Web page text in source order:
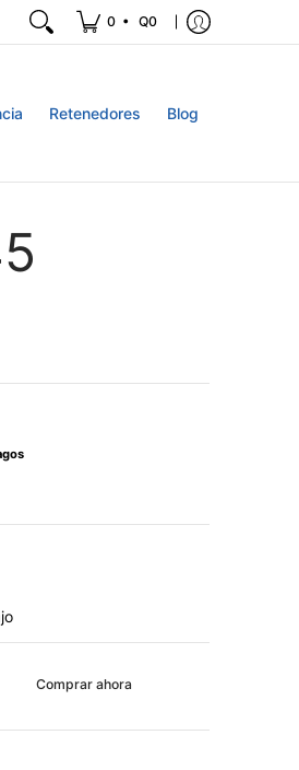
0 • Q0
Retenedores Blog
Comprar ahora